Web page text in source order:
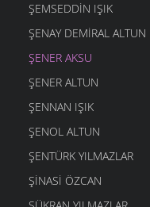
ŞEMSEDDIN IŞIK
ŞENAY DEMIRAL ALTUN
ŞENER AKSU
ŞENER ALTUN
ŞENNAN IŞIK
ŞENOL ALTUN
ŞENTÜRK YILMAZLAR
ŞINASI ÖZCAN